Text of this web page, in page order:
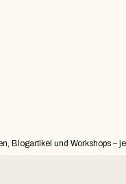
Blogartikel und Workshops –